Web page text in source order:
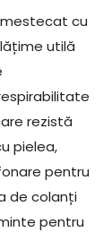
cu
utilă
rezistă
pielea,
pentru
de colanți
pentru